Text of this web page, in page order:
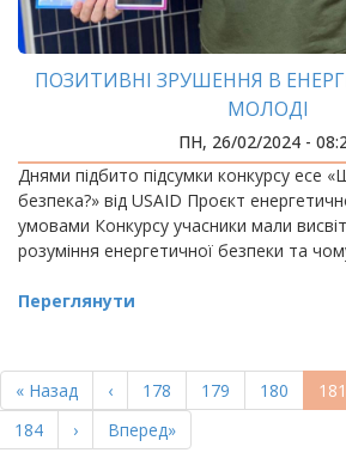
ПОЗИТИВНІ ЗРУШЕННЯ В
МОЛОДІ
ПН, 26/02/2024 -
Днями підбито підсумки конкурсу есе
безпека?» від USAID Проєкт
умовами Конкурсу учасники мали
розуміння енергетичної безпеки та
Переглянути
НА
СТОРІНКИ
Перша
сторінка
« Назад
Попередня
сторінка
‹ Page
178 Page
179 Page
180 181
Page
184
Наступна
сторінка
›
Остання
сторінка
Вперед»